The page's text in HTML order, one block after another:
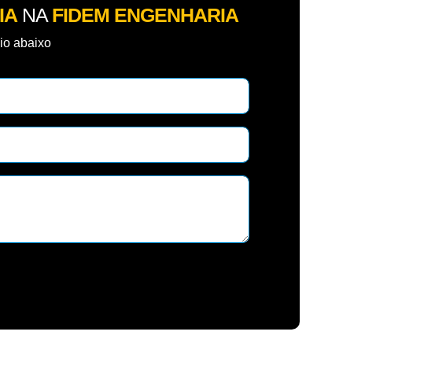
NA FIDEM ENGENHARIA
abaixo